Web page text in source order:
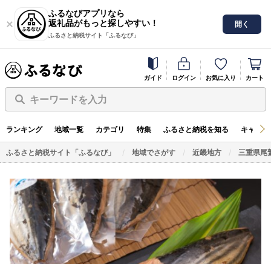
ふるなびアプリなら
返礼品がもっと探しやすい！
ふるさと納税サイト「ふるなび」
開く
ガイド ログイン お気に入り カート
キーワードを入力
ランキング 地域一覧 カテゴリ 特集 ふるさと納税を知る キャン
ふるさと納税サイト「ふるなび」 地域でさがす 近畿地方 三重県尾